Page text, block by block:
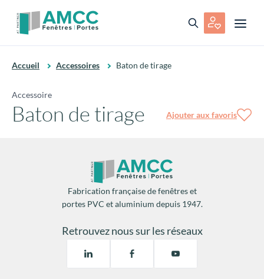
Accueil Accessoires Baton de tirage
Accessoire
Baton de tirage Ajouter aux favoris
Fabrication française de fenêtres et
portes PVC et aluminium depuis 1947.
Retrouvez nous sur les réseaux